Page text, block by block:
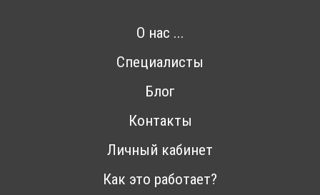
О нас ...
Специалисты
Блог
Контакты
Личный кабинет
Как это работает?